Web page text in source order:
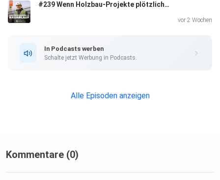
#239 Wenn Holzbau-Projekte plötzlich zur Kostenfalle werden
vor 2 Wochen
In Podcasts werben
Schalte jetzt Werbung in Podcasts.
Alle Episoden anzeigen
Kommentare (0)